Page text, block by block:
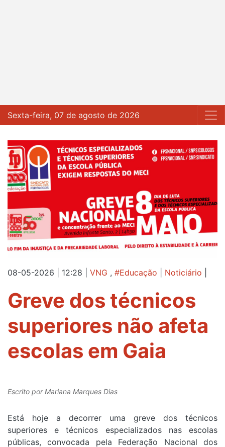
Sexta-feira, 07 de agosto de 2026
08-05-2026 | 12:28 VNG , #Educação Noticiário
Greve dos técnicos
superiores não afeta
escolas em Gaia
Escrito porMariana Marques Dias
Está hoje a decorrer uma greve dos técnicos
superiores e técnicos especializados nas escolas
públicas, convocada pela Federação Nacional dos